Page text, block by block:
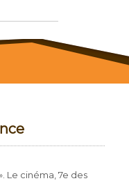
Le cinéma, 7e des